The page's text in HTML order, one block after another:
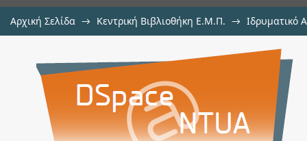
Αρχική Σελίδα → Κεντρική Βιβλιοθήκη Ε.Μ.Π. → Ιδρυματικό
Δισδιάστατη Υπολογιστική
Ενέργειας με Υλικό
Μετάλλων